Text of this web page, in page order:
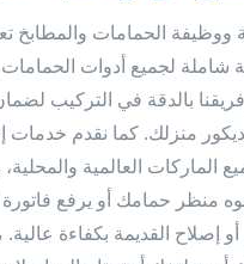
ووظيفة الحمامات والمطابخ
شاملة لجميع أدوات الحمامات
فريقنا بالدقة في التركيب
منزلك. كما نقدم خدمات
الماركات العالمية
منظر حمامك أو يرفع
أو إصلاح القديمة بكفاءة